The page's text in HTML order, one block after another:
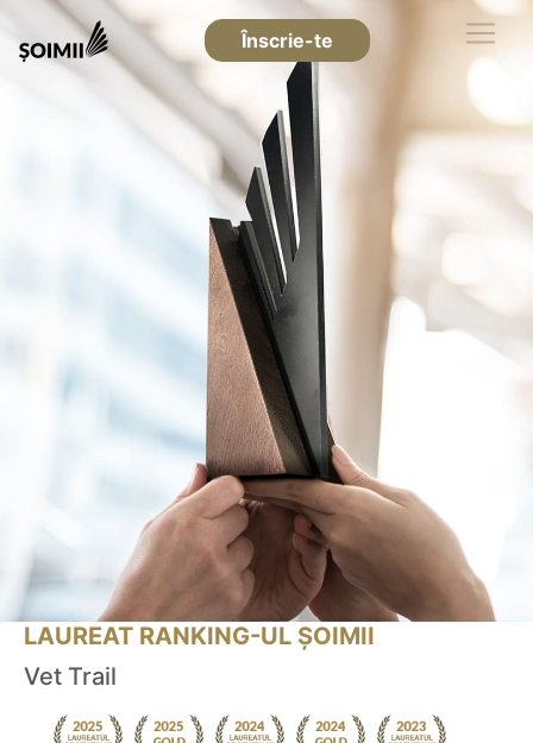
Înscrie-te
LAUREAT RANKING-UL ȘOIMII
Vet Trail